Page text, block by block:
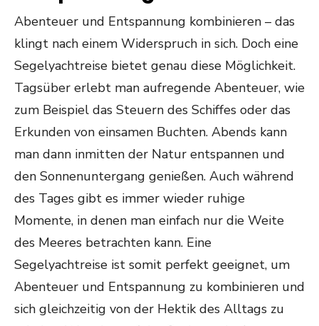
Abenteuer und Entspannung kombinieren – das
klingt nach einem Widerspruch in sich. Doch eine
Segelyachtreise bietet genau diese Möglichkeit.
Tagsüber erlebt man aufregende Abenteuer, wie
zum Beispiel das Steuern des Schiffes oder das
Erkunden von einsamen Buchten. Abends kann
man dann inmitten der Natur entspannen und
den Sonnenuntergang genießen. Auch während
des Tages gibt es immer wieder ruhige
Momente, in denen man einfach nur die Weite
des Meeres betrachten kann. Eine
Segelyachtreise ist somit perfekt geeignet, um
Abenteuer und Entspannung zu kombinieren und
sich gleichzeitig von der Hektik des Alltags zu